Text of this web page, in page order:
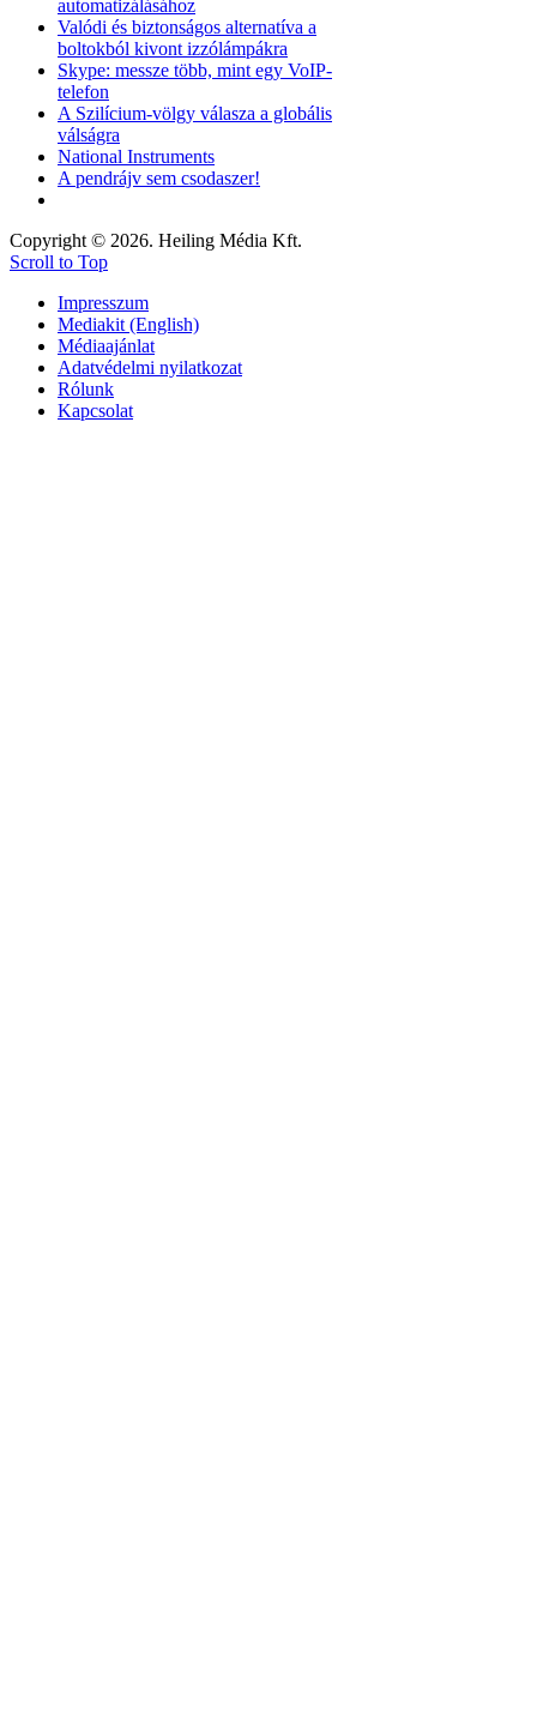
automatizálásához
Valódi és biztonságos alternatíva a
boltokból kivont izzólámpákra
Skype: messze több, mint egy VoIP-
telefon
A Szilícium-völgy válasza a globális
válságra
National Instruments
A pendrájv sem csodaszer!
Copyright © 2026. Heiling Média Kft.
Scroll to Top
Impresszum
Mediakit (English)
Médiaajánlat
Adatvédelmi nyilatkozat
Rólunk
Kapcsolat